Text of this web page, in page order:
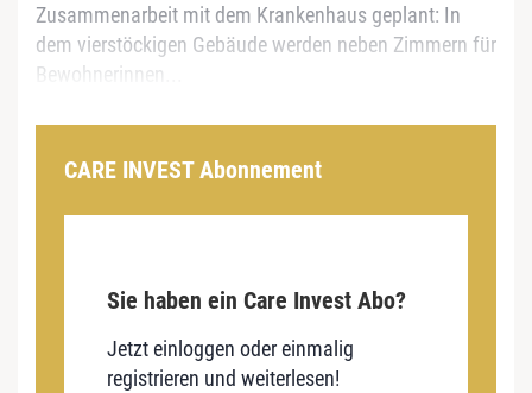
Zusammenarbeit mit dem Krankenhaus geplant: In
dem vierstöckigen Gebäude werden neben Zimmern für
Bewohnerinnen...
CARE INVEST Abonnement
Sie haben ein Care Invest Abo?
Jetzt einloggen oder einmalig
registrieren und weiterlesen!